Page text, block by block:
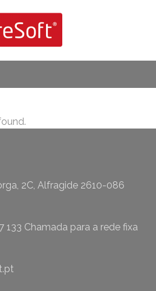
2C, Alfragide 2610-086
133 Chamada para a rede fixa